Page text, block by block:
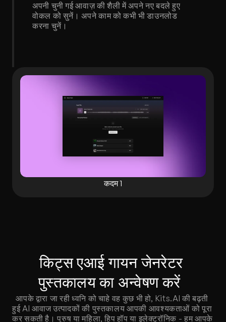
अपनी चुनी गई आवाज़ की शैली में अपने नए बदले हुए
वोकल को सुनें। अपने काम को कभी भी डाउनलोड
करना चुनें।
कदम 1
किट्स एआई गायन जेनरेटर
पुस्तकालय का अन्वेषण करें
आपके द्वारा जा रही ध्वनि को चाहे वह कुछ भी हो, Kits.AI की बढ़ती
हुई AI आवाज उत्पादकों की पुस्तकालय आपकी आवश्यकताओं को पूरा
कर सकती है। पुरुष या महिला, हिप हॉप या इलेक्ट्रॉनिक - हम आपके